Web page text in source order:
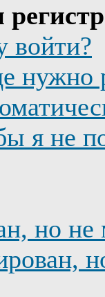
войти?
нужно
я не
но